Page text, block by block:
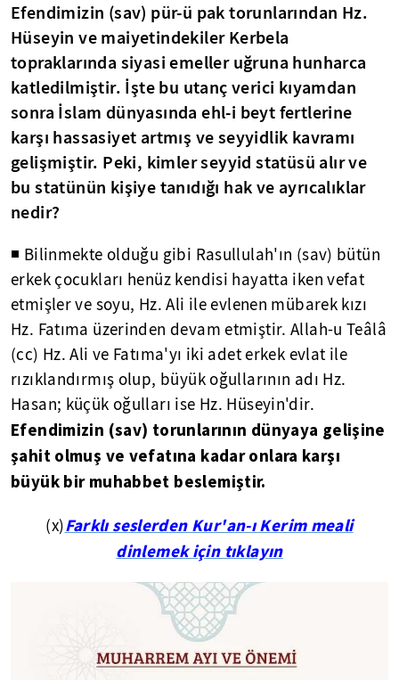
Efendimizin (sav) pür-ü pak torunlarından Hz.
Hüseyin ve maiyetindekiler Kerbela
topraklarında siyasi emeller uğruna hunharca
katledilmiştir. İşte bu utanç verici kıyamdan
sonra İslam dünyasında ehl-i beyt fertlerine
karşı hassasiyet artmış ve seyyidlik kavramı
gelişmiştir. Peki, kimler seyyid statüsü alır ve
bu statünün kişiye tanıdığı hak ve ayrıcalıklar
nedir?
◾ Bilinmekte olduğu gibi Rasullulah'ın (sav) bütün
erkek çocukları henüz kendisi hayatta iken vefat
etmişler ve soyu, Hz. Ali ile evlenen mübarek kızı
Hz. Fatıma üzerinden devam etmiştir. Allah-u Teâlâ
(cc) Hz. Ali ve Fatıma'yı iki adet erkek evlat ile
rızıklandırmış olup, büyük oğullarının adı Hz.
Hasan; küçük oğulları ise Hz. Hüseyin'dir.
Efendimizin (sav) torunlarının dünyaya gelişine
şahit olmuş ve vefatına kadar onlara karşı
büyük bir muhabbet beslemiştir.
(x)Farklı seslerden Kur'an-ı Kerim meali
dinlemek için tıklayın